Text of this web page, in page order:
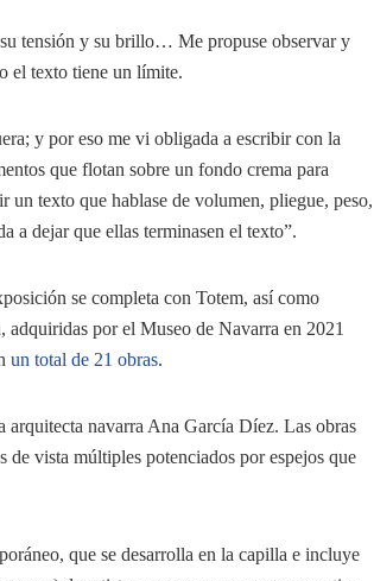
tensión y su brillo… Me propuse observar y
el texto tiene un límite.
y por eso me vi obligada a escribir con la
que flotan sobre un fondo crema para
texto que hablase de volumen, pliegue, peso,
a dejar que ellas terminasen el texto”.
se completa con Totem, así como
por el Museo de Navarra en 2021
un total de 21 obras.
navarra Ana García Díez. Las obras
de vista múltiples potenciados por espejos que
que se desarrolla en la capilla e incluye